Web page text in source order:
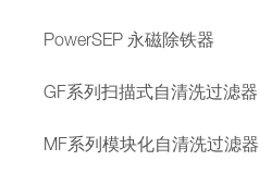
PowerSEP 永磁除铁器
GF系列扫描式自清洗过滤器
MF系列模块化自清洗过滤器